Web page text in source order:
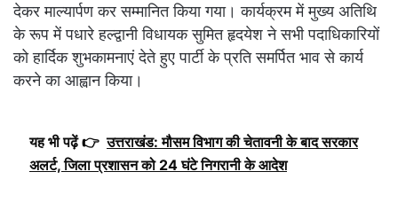
देकर माल्यार्पण कर सम्मानित किया गया। कार्यक्रम में मुख्य अतिथि
के रूप में पधारे हल्द्वानी विधायक सुमित हृदयेश ने सभी पदाधिकारियों
को हार्दिक शुभकामनाएं देते हुए पार्टी के प्रति समर्पित भाव से कार्य
करने का आह्वान किया।
यह भी पढ़ें 👉 उत्तराखंड: मौसम विभाग की चेतावनी के बाद सरकार
अलर्ट, जिला प्रशासन को 24 घंटे निगरानी के आदेश